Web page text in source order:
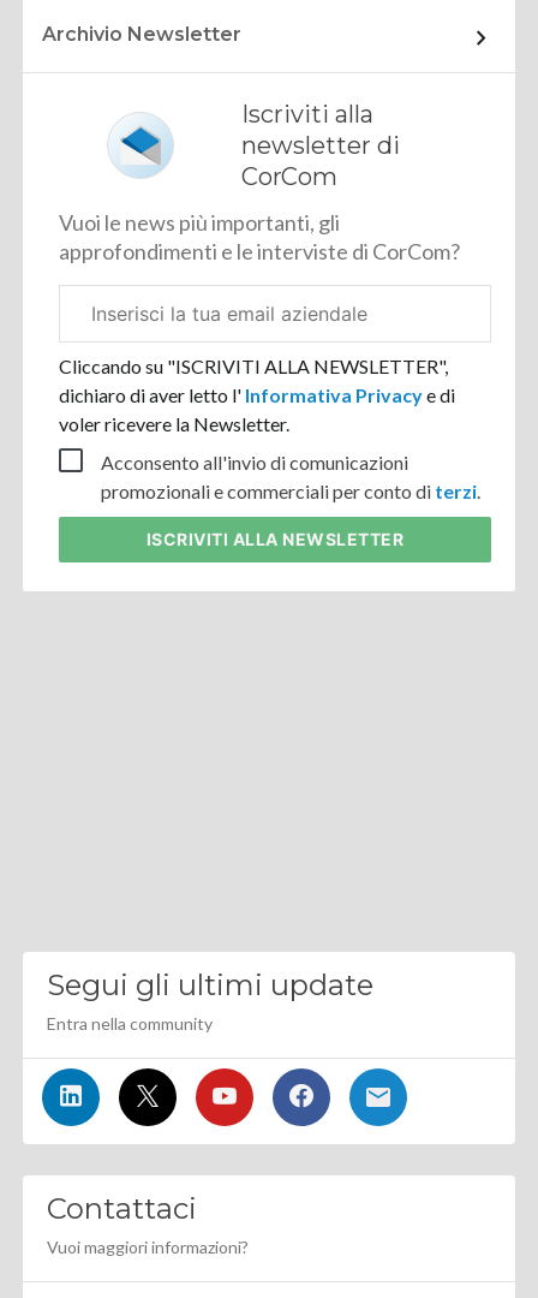
Archivio Newsletter
Iscriviti alla
newsletter di
CorCom
Vuoi le news più importanti, gli
approfondimenti e le interviste di CorCom?
aziendale
Cliccando su "ISCRIVITI ALLA NEWSLETTER",
dichiaro di aver letto l' Informativa Privacye di
voler ricevere la Newsletter.
Acconsento all'invio di comunicazioni
promozionali e commerciali per conto di terzi.
ISCRIVITI ALLA NEWSLETTER
Segui gli ultimi update
Entra nella community
Contattaci
Vuoi maggiori informazioni?